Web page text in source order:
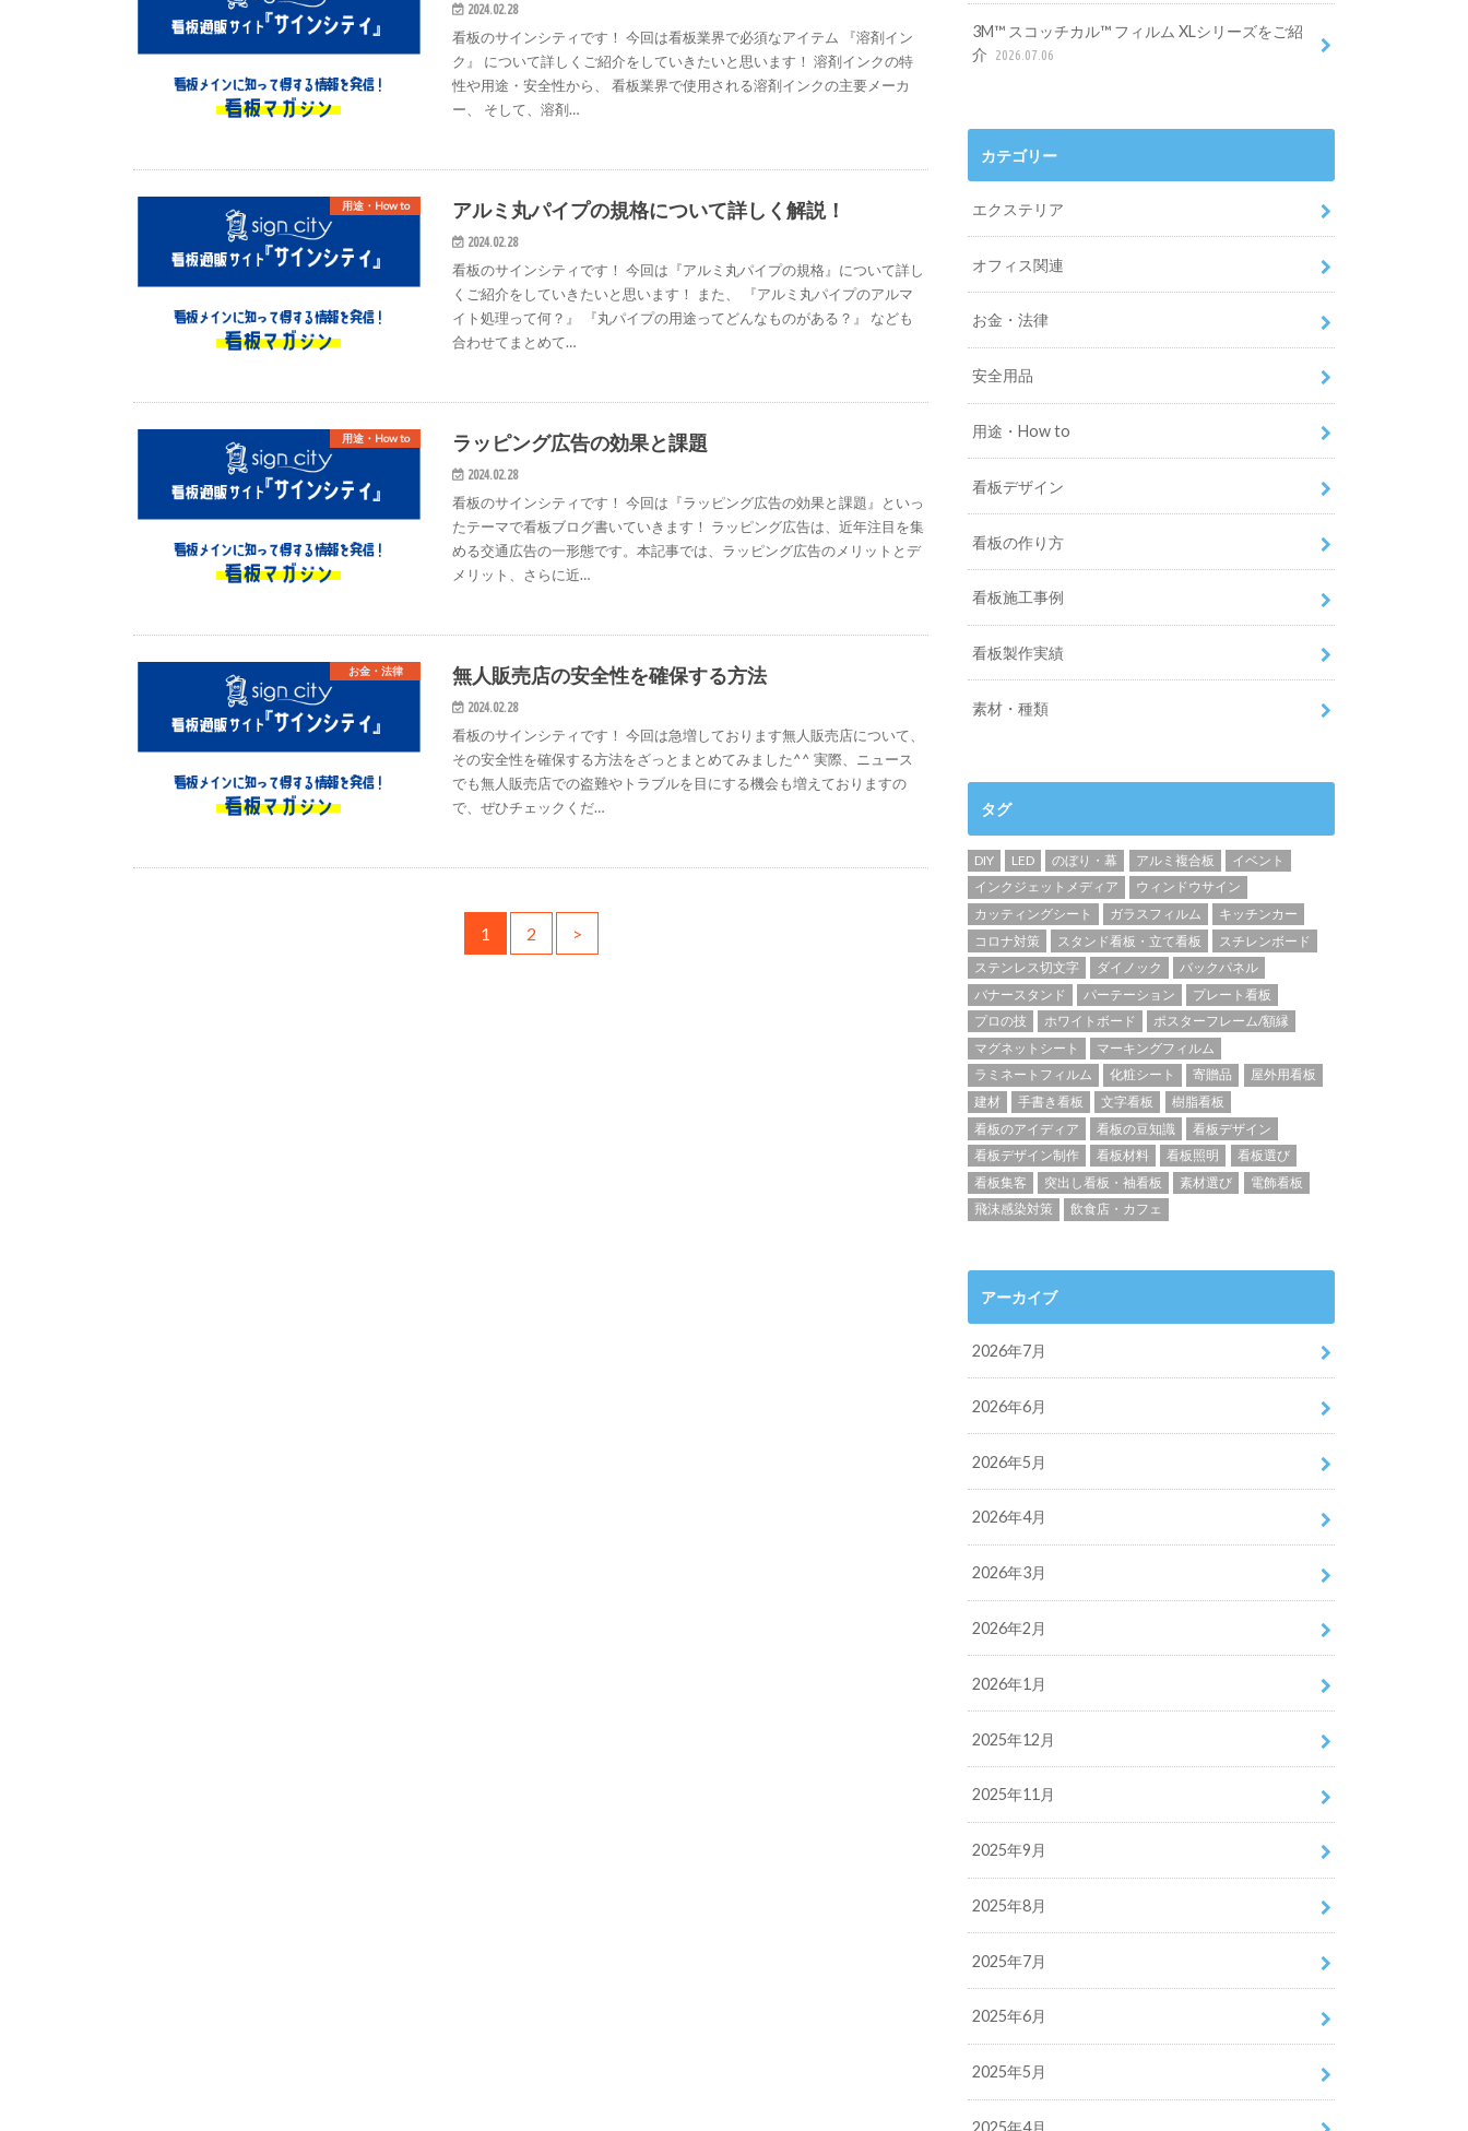
2024.02.28
看板のサインシティです！ 今回は看板業界で必須なアイテム 『溶剤イン
ク』 について詳しくご紹介をしていきたいと思います！ 溶剤インクの特
性や用途・安全性から、 看板業界で使用される溶剤インクの主要メーカ
ー、 そして、溶剤…
用途・How to アルミ丸パイプの規格について詳しく解説！
2024.02.28
看板のサインシティです！ 今回は『アルミ丸パイプの規格』について詳し
くご紹介をしていきたいと思います！ また、 『アルミ丸パイプのアルマ
イト処理って何？』 『丸パイプの用途ってどんなものがある？』 なども
合わせてまとめて…
用途・How to ラッピング広告の効果と課題
2024.02.28
看板のサインシティです！ 今回は『ラッピング広告の効果と課題』といっ
たテーマで看板ブログ書いていきます！ ラッピング広告は、近年注目を集
める交通広告の一形態です。本記事では、ラッピング広告のメリットとデ
メリット、さらに近…
お金・法律 無人販売店の安全性を確保する方法
2024.02.28
看板のサインシティです！ 今回は急増しております無人販売店について、
その安全性を確保する方法をざっとまとめてみました^^ 実際、ニュース
でも無人販売店での盗難やトラブルを目にする機会も増えておりますの
で、ぜひチェックくだ…
1 2 >
3M™ スコッチカル™ フィルム XLシリーズをご紹
介
2026.07.06
カテゴリー
エクステリア
オフィス関連
お金・法律
安全用品
用途・How to
看板デザイン
看板の作り方
看板施工事例
看板製作実績
素材・種類
タグ
DIY LED のぼり・幕 アルミ複合板
イベント
インクジェットメディア
ウィンドウサイン
カッティングシート
ガラスフィルム
キッチンカー
コロナ対策
スタンド看板・立て看板
スチレンボード
ステンレス切文字
ダイノック
バックパネル
バナースタンド
パーテーション
プレート看板
プロの技
ホワイトボード
ポスターフレーム/額縁
マグネットシート
マーキングフィルム
ラミネートフィルム
化粧シート 寄贈品
屋外用看板
建材
手書き看板 文字看板
樹脂看板
看板のアイディア
看板の豆知識
看板デザイン
看板デザイン制作
看板材料 看板照明
看板選び
看板集客
突出し看板・袖看板 素材選び
電飾看板
飛沫感染対策
飲食店・カフェ
アーカイブ
2026年7月
2026年6月
2026年5月
2026年4月
2026年3月
2026年2月
2026年1月
2025年12月
2025年11月
2025年9月
2025年8月
2025年7月
2025年6月
2025年5月
2025年4月